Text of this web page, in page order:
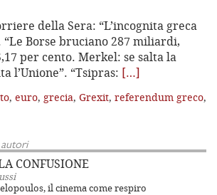
della Sera: “L’incognita greca
“Le Borse bruciano 287 miliardi,
per cento. Merkel: se salta la
l’Unione”. “Tsipras: […]
, euro, grecia, Grexit, referendum greco,
CONFUSIONE
il cinema come respiro